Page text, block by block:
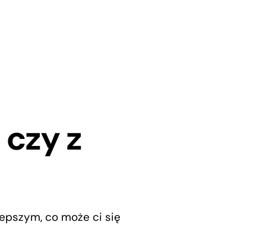
z
co może ci się